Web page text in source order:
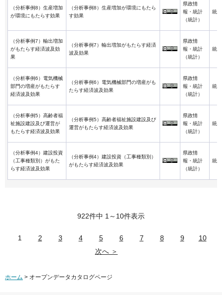
（分析事例8）生産増加
が環境にもたらす効果
（分析事例8）生産増加が環境にもたら
す効果
県政情
報・統計
（統計）
統計
（分析事例7）輸出増加
がもたらす経済波及効
果
（分析事例7）輸出増加がもたらす経済
波及効果
県政情
報・統計
（統計）
統計
（分析事例6）電気機械
部門の増産がもたらす
経済波及効果
（分析事例6）電気機械部門の増産がも
たらす経済波及効果
県政情
報・統計
（統計）
統計
（分析事例5）高齢者福
祉施設建設及び運営が
もたらす経済波及効果
（分析事例5）高齢者福祉施設建設及び
運営がもたらす経済波及効果
県政情
報・統計
（統計）
統計
（分析事例4）建設投資
（工事種類別）がもた
らす経済波及効果
（分析事例4）建設投資（工事種類別）
がもたらす経済波及効果
県政情
報・統計
（統計）
統計
922件中 1～10件表示
1 2 3 4 5 6 7 8 9
10
次へ ＞
ホーム > オープンデータカタログページ